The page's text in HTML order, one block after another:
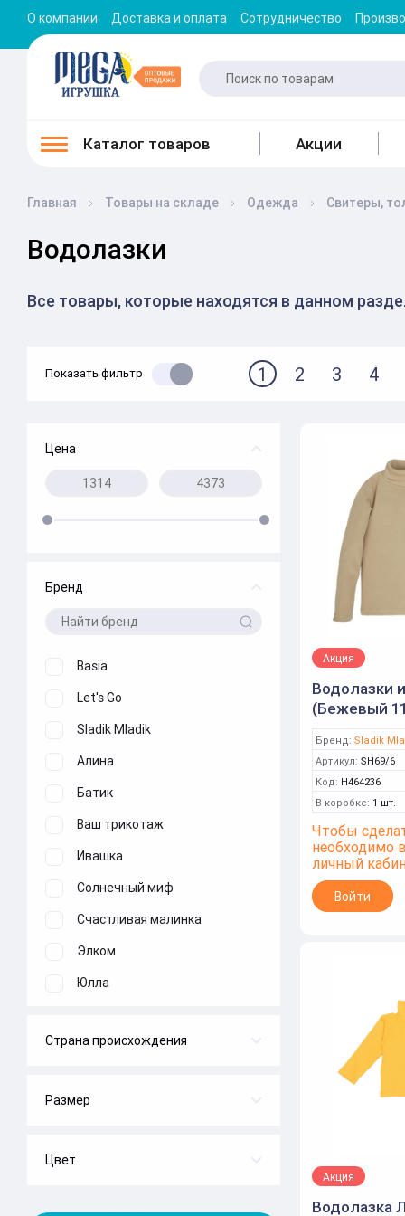
О компании Доставка и оплата Сотрудничество
Каталог товаров Акции
Главная Товары на складе Одежда Свитеры,
Водолазки
Все товары, которые находятся в данном
Показать фильтр 1 2 3 4
Цена
Бренд
Basia
Let's Go
Sladik Mladik
Алина
Батик
Ваш трикотаж
Ивашка
Солнечный миф
Счастливая малинка
Элком
Юлла
Страна происхождения
Узбекистан
Размер
Цвет
Акция
Водолазки
(Бежевый
Бренд: Sladik
Артикул: SH69/6
Код: Н464236
В коробке: 1 шт.
Чтобы
необходимо
личный
Войти
Акция
Водолазка